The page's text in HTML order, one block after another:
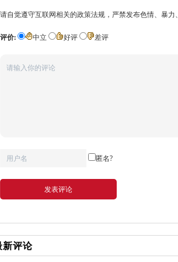
请自觉遵守互联网相关的政策法规，严禁发布色情、暴力
评价: 中立 好评 差评
匿名?
发表评论
新评论